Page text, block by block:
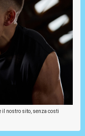
nostro sito, senza costi